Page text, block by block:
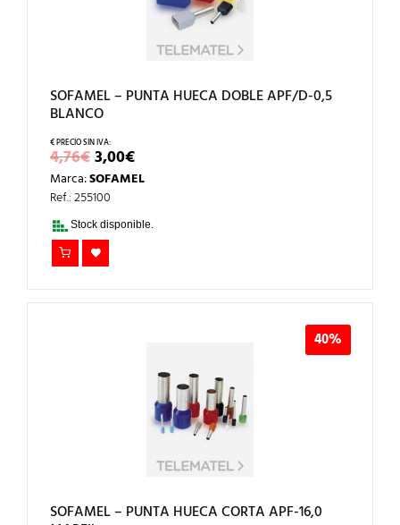
SOFAMEL – PUNTA HUECA DOBLE APF/D-0,5
BLANCO
4,76€EL
PRECIO
ORIGINAL
ERA:
4,76€.
3,00€EL
PRECIO
ACTUAL
3,00€.
Marca:SOFAMEL
Ref.: 255100
Stock disponible.
40%
SOFAMEL – PUNTA HUECA CORTA APF-16,0